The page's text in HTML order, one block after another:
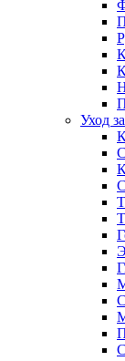
Уход